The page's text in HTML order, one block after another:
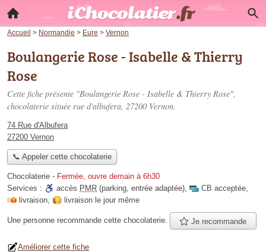
Accueil > Normandie > Eure > Vernon
Boulangerie Rose - Isabelle & Thierry
Rose
Cette fiche présente "Boulangerie Rose - Isabelle & Thierry Rose",
chocolaterie située rue d'albufera, 27200 Vernon.
74 Rue d'Albufera
27200 Vernon
📞 Appeler cette chocolaterie
Chocolaterie - Fermée, ouvre demain à 6h30
Services :
accès PMR (parking, entrée adaptée), CB acceptée,
livraison, livraison le jour même
Une personne recommande cette chocolaterie. Je recommande
Améliorer cette fiche